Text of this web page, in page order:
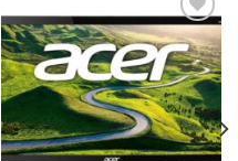
Thêm
vào
yêu
thích